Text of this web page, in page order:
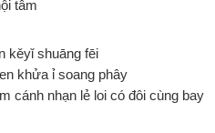
tâm
kěyǐ shuāng fēi
khửa ỉ soang phây
cánh nhạn lẻ loi có đôi cùng bay